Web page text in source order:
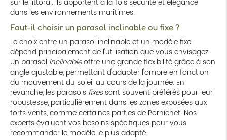
sur le littoral. Ils apportent à la fois sécurité et élégance
dans les environnements maritimes.
Faut-il choisir un parasol inclinable ou fixe ?
Le choix entre un parasol inclinable et un modèle fixe
dépend principalement de l'utilisation que vous envisagez.
Un parasol inclinableoffre une grande flexibilité grâce à son
angle ajustable, permettant d'adapter l'ombre en fonction
du mouvement du soleil au cours de la journée. En
revanche, les parasols fixessont souvent préférés pour leur
robustesse, particulièrement dans les zones exposées aux
forts vents, comme certaines parties de Pornichet. Nos
experts évaluent vos besoins spécifiques pour vous
recommander le modèle le plus adapté.